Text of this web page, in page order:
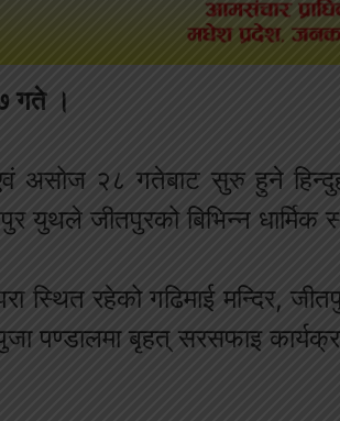
गते ।
असोज २८ गतेबाट सुरु हुने
युथले जीतपुरको बिभिन्न
स्थित रहेको गढिमाई मन्दिर,
पण्डालमा बृहत् सरसफाइ